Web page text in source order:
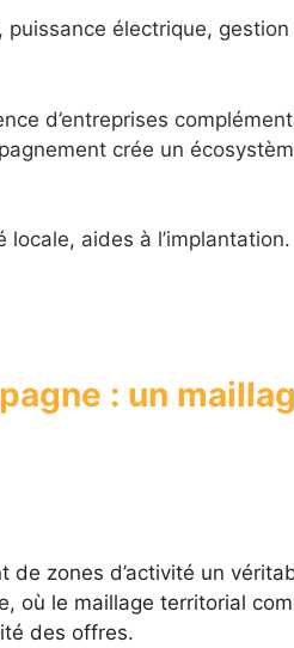
électrique,
d’entreprises
crée un
aides à l’implantation.
: un
de zones d’activité un
où le maillage territorial
des offres.